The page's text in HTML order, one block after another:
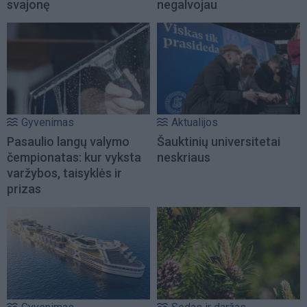
svajonę
negalvojau
Gyvenimas
Pasaulio langų valymo
čempionatas: kur vyksta
varžybos, taisyklės ir
prizas
Aktualijos
Šauktinių universitetai
neskriaus